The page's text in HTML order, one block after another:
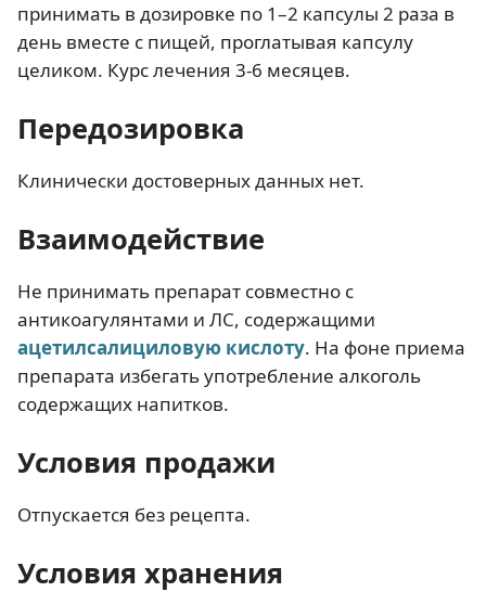
принимать в дозировке по 1–2 капсулы 2 раза в
день вместе с пищей, проглатывая капсулу
целиком. Курс лечения 3-6 месяцев.
Передозировка
Клинически достоверных данных нет.
Взаимодействие
Не принимать препарат совместно с
антикоагулянтами и ЛС, содержащими
ацетилсалициловую кислоту. На фоне приема
препарата избегать употребление алкоголь
содержащих напитков.
Условия продажи
Отпускается без рецепта.
Условия хранения